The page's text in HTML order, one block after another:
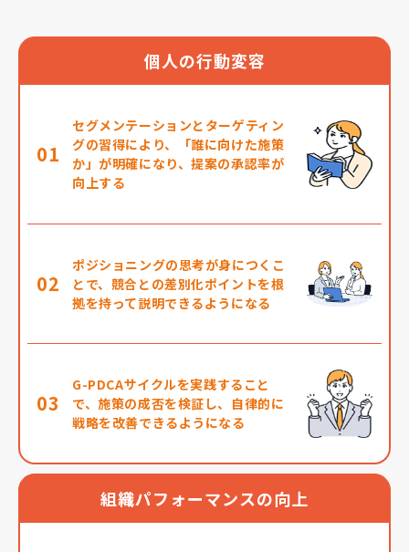
個人の行動変容
01
セグメンテーションとターゲティン
グの習得により、「誰に向けた施策
か」が明確になり、提案の承認率が
向上する
02
ポジショニングの思考が身につくこ
とで、競合との差別化ポイントを根
拠を持って説明できるようになる
03
G-PDCAサイクルを実践すること
で、施策の成否を検証し、自律的に
戦略を改善できるようになる
組織パフォーマンスの向上